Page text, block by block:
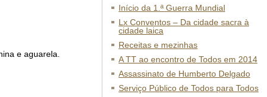
e aguarela.
Início da 1.ª Guerra Mundial
Lx Conventos – Da cidade sacra à
cidade laica
Receitas e mezinhas
A TT ao encontro de Todos em 2014
Assassinato de Humberto Delgado
Serviço Público de Todos para Todos